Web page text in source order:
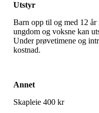
Utstyr
Barn opp til og med 12
ungdom og voksne kan
Under prøvetimene og
kostnad.
Annet
Skapleie 400 kr